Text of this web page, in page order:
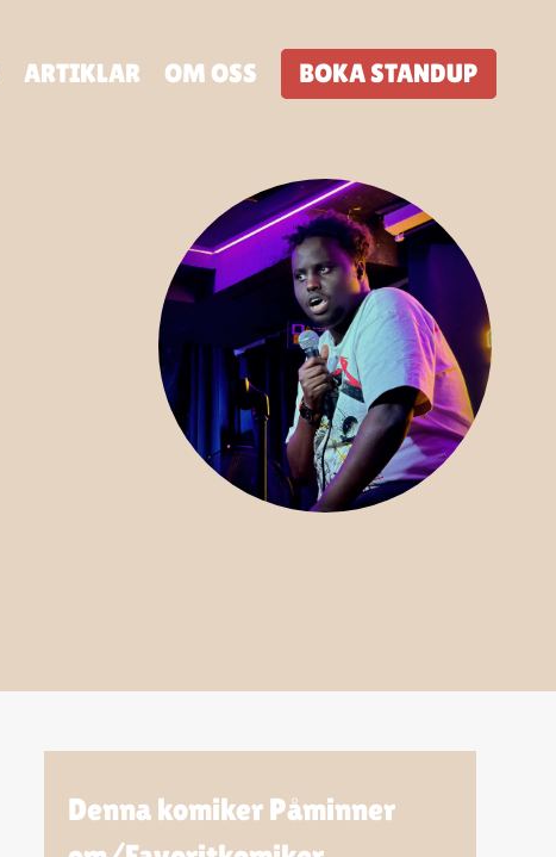
ARTIKLAR OM OSS BOKA STANDUP
Denna komiker Påminner